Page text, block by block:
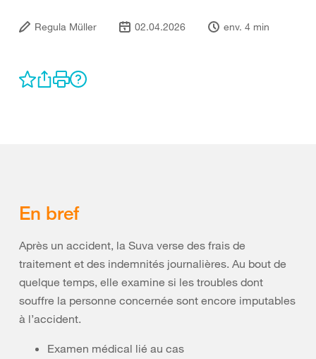
Regula Müller 02.04.2026 env. 4 min
En bref
Après un accident, la Suva verse des frais de
traitement et des indemnités journalières. Au bout de
quelque temps, elle examine si les troubles dont
souffre la personne concernée sont encore imputables
à l’accident.
Examen médical lié au cas